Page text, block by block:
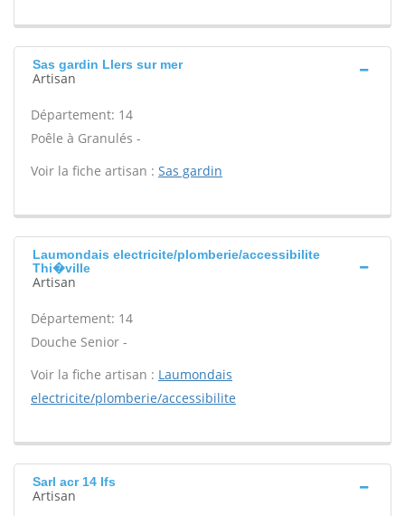
Sas gardin Llers sur mer
Artisan
Département: 14
Poêle à Granulés -
Voir la fiche artisan : Sas gardin
Laumondais electricite/plomberie/accessibilite
Thi�ville
Artisan
Département: 14
Douche Senior -
Voir la fiche artisan : Laumondais
electricite/plomberie/accessibilite
Sarl acr 14 Ifs
Artisan